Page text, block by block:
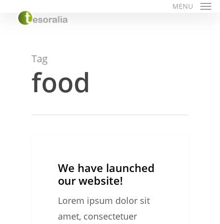
MENU
Tag
food
launched
website!
We have launched
our website!
Lorem ipsum dolor sit
amet, consectetuer